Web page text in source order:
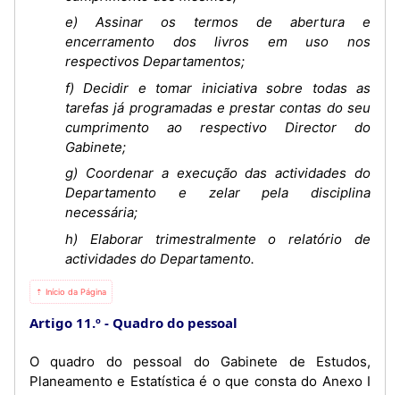
e) Assinar os termos de abertura e
encerramento dos livros em uso nos
respectivos Departamentos;
f) Decidir e tomar iniciativa sobre todas as
tarefas já programadas e prestar contas do seu
cumprimento ao respectivo Director do
Gabinete;
g) Coordenar a execução das actividades do
Departamento e zelar pela disciplina
necessária;
h) Elaborar trimestralmente o relatório de
actividades do Departamento.
⇡ Início da Página
Artigo 11.º Quadro do pessoal
O quadro do pessoal do Gabinete de Estudos,
Planeamento e Estatística é o que consta do Anexo I